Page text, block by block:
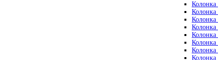
Колонка
Колонка
Колонка
Колонка
Колонка
Колонка
Колонка
Колонка